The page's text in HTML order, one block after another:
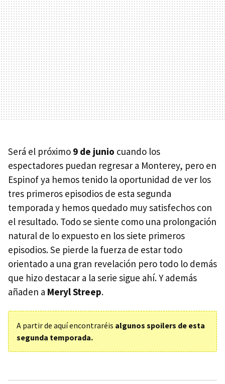
Será el próximo 9 de junio cuando los
espectadores puedan regresar a Monterey, pero en
Espinof ya hemos tenido la oportunidad de ver los
tres primeros episodios de esta segunda
temporada y hemos quedado muy satisfechos con
el resultado. Todo se siente como una prolongación
natural de lo expuesto en los siete primeros
episodios. Se pierde la fuerza de estar todo
orientado a una gran revelación pero todo lo demás
que hizo destacar a la serie sigue ahí. Y además
añaden a Meryl Streep.
A partir de aquí encontraréis algunos spoilers de esta
segunda temporada.